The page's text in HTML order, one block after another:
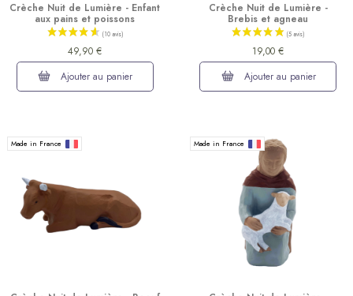
Crèche Nuit de Lumière - Enfant
aux pains et poissons
49,90 €
Ajouter au panier
Crèche Nuit de Lumière -
Brebis et agneau
19,00 €
Ajouter au panier
Made in France Made in France